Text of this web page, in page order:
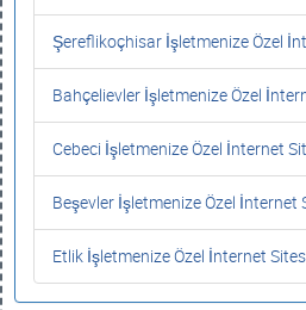
Şereflikoçhisar İşletmenize Özel
Bahçelievler İşletmenize Özel
Cebeci İşletmenize Özel İnternet
Beşevler İşletmenize Özel İnternet
Etlik İşletmenize Özel İnternet